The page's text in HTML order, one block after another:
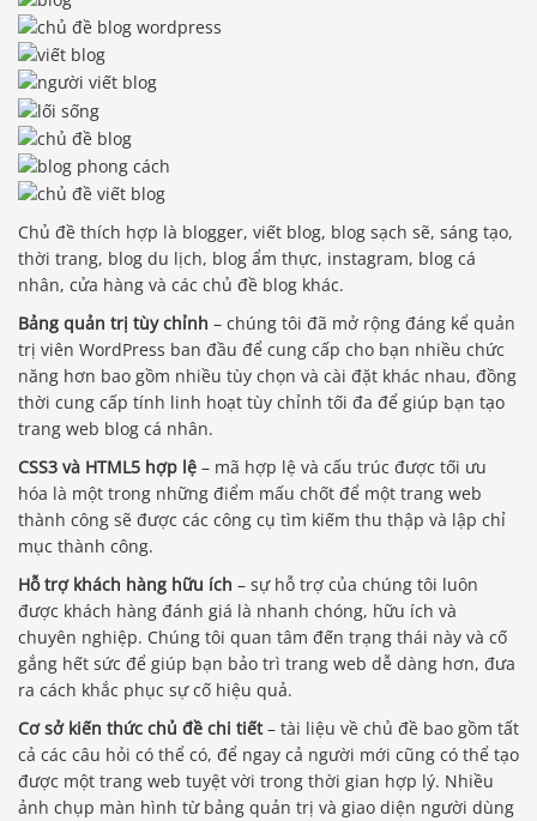
Chủ đề thích hợp là blogger, viết blog, blog sạch sẽ, sáng tạo,
thời trang, blog du lịch, blog ẩm thực, instagram, blog cá
nhân, cửa hàng và các chủ đề blog khác.
Bảng quản trị tùy chỉnh – chúng tôi đã mở rộng đáng kể quản
trị viên WordPress ban đầu để cung cấp cho bạn nhiều chức
năng hơn bao gồm nhiều tùy chọn và cài đặt khác nhau, đồng
thời cung cấp tính linh hoạt tùy chỉnh tối đa để giúp bạn tạo
trang web blog cá nhân.
CSS3 và HTML5 hợp lệ – mã hợp lệ và cấu trúc được tối ưu
hóa là một trong những điểm mấu chốt để một trang web
thành công sẽ được các công cụ tìm kiếm thu thập và lập chỉ
mục thành công.
Hỗ trợ khách hàng hữu ích – sự hỗ trợ của chúng tôi luôn
được khách hàng đánh giá là nhanh chóng, hữu ích và
chuyên nghiệp. Chúng tôi quan tâm đến trạng thái này và cố
gắng hết sức để giúp bạn bảo trì trang web dễ dàng hơn, đưa
ra cách khắc phục sự cố hiệu quả.
Cơ sở kiến ​​thức chủ đề chi tiết– tài liệu về chủ đề bao gồm tất
cả các câu hỏi có thể có, để ngay cả người mới cũng có thể tạo
được một trang web tuyệt vời trong thời gian hợp lý. Nhiều
ảnh chụp màn hình từ bảng quản trị và giao diện người dùng